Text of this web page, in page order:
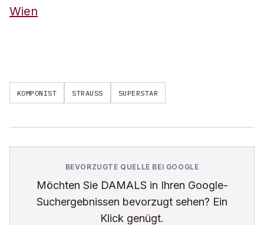
Wien
KOMPONIST STRAUSS SUPERSTAR
BEVORZUGTE QUELLE BEI GOOGLE
Möchten Sie DAMALS in Ihren Google-
Suchergebnissen bevorzugt sehen? Ein
Klick genügt.